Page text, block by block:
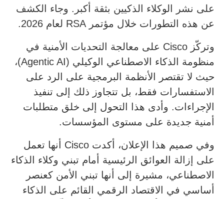
على نشر الوكلاء الذكيين بثقة أكبر. وجاء الكشف
عن هذه التطورات خلال مؤتمر RSA لعام 2026.
وتركّز Cisco على معالجة التحديات الأمنية في
منظومة الذكاء الاصطناعي الوكيلي (Agentic AI)،
حيث لا تقتصر الأنظمة البرمجية على الرد على
الاستفسارات فقط، بل تتجاوز ذلك إلى تنفيذ
الإجراءات. وأدى هذا التحول إلى خلق متطلبات
أمنية جديدة على مستوى المؤسسات.
وفي صميم هذا الإعلان، أكدت Cisco أنها تعمل
على إزالة العوائق الرئيسية أمام تبني وكلاء الذكاء
الاصطناعي، مشيرة إلى أنها تبني الأمن كعنصر
أساسي في الاقتصاد الرقمي القائم على الذكاء